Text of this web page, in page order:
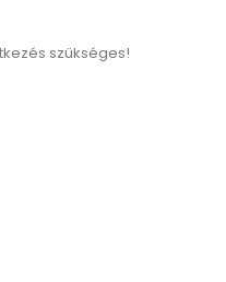
szükséges!